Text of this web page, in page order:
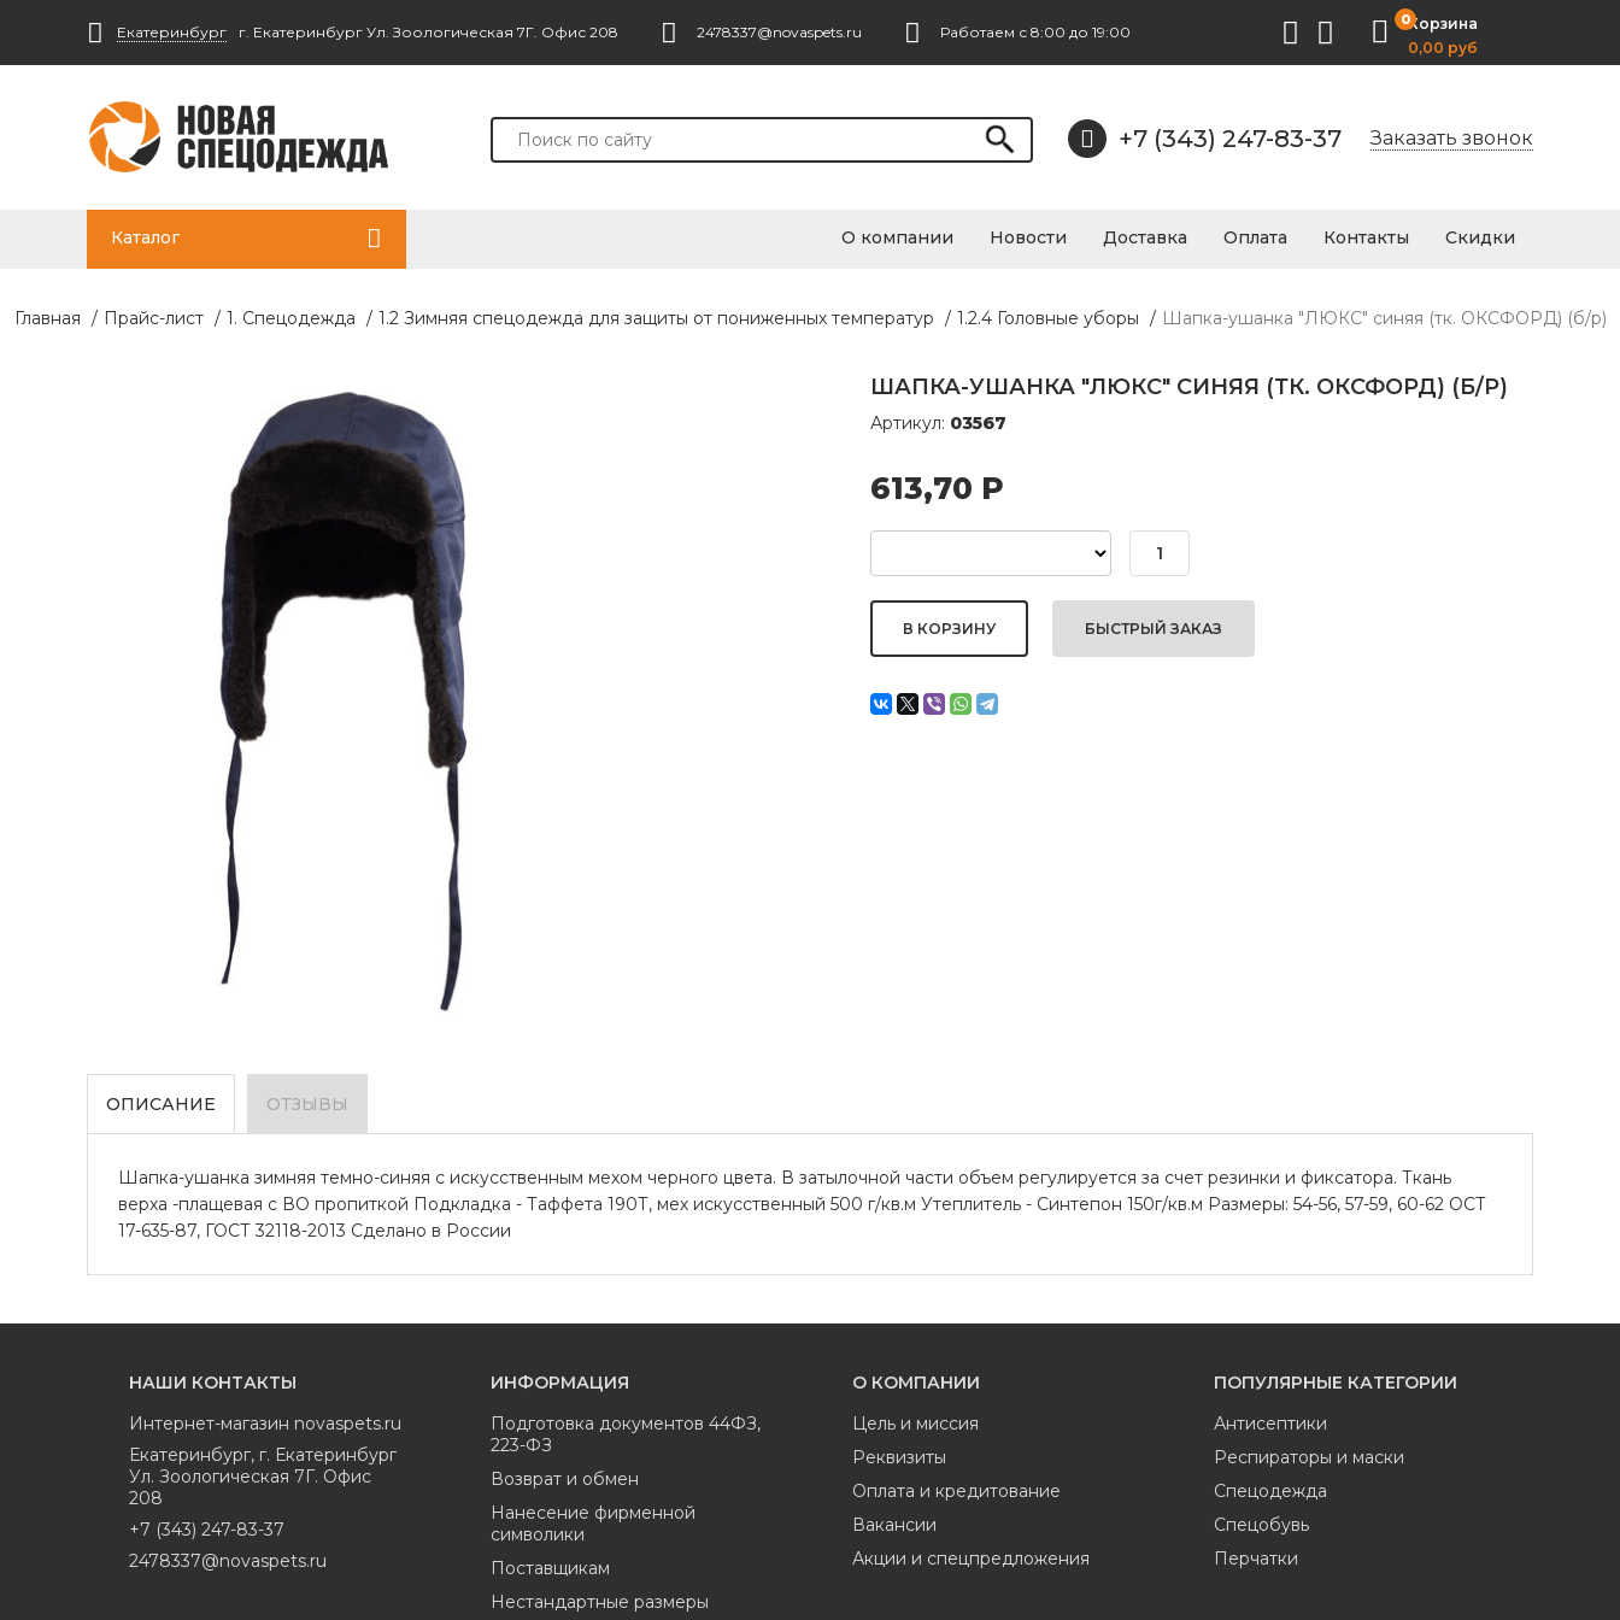
Екатеринбург г. Екатеринбург Ул. Зоологическая 7Г. Офис 208 2478337@novaspets.ru Работаем с 8:00 до 19:00
0Корзина
0,00 руб
+7 (343) 247-83-37 Заказать звонок
Каталог О компании Новости Доставка Оплата Контакты Скидки
Главная / Прайс-лист / 1. Спецодежда / 1.2 Зимняя спецодежда для защиты от пониженных температур / 1.2.4 Головные уборы / Шапка-ушанка "ЛЮКС" синяя (тк. ОКСФОРД) (б/р)
ШАПКА-УШАНКА "ЛЮКС" СИНЯЯ (ТК. ОКСФОРД) (Б/Р)
Артикул: 03567
613,70 Р
БЫСТРЫЙ ЗАКАЗ
ОПИСАНИЕ ОТЗЫВЫ
Шапка-ушанка зимняя темно-синяя с искусственным мехом черного цвета. В затылочной части объем регулируется за счет резинки и фиксатора. Ткань
верха -плащевая с ВО пропиткой Подкладка - Таффета 190Т, мех искусственный 500 г/кв.м Утеплитель - Синтепон 150г/кв.м Размеры: 54-56, 57-59, 60-62 ОСТ
17-635-87, ГОСТ 32118-2013 Сделано в России
НАШИ КОНТАКТЫ
Интернет-магазин novaspets.ru
Екатеринбург, г. Екатеринбург
Ул. Зоологическая 7Г. Офис
208
+7 (343) 247-83-37
2478337@novaspets.ru
ИНФОРМАЦИЯ
Подготовка документов 44ФЗ,
223-ФЗ
Возврат и обмен
Нанесение фирменной
символики
Поставщикам
Нестандартные размеры
О КОМПАНИИ
Цель и миссия
Реквизиты
Оплата и кредитование
Вакансии
Акции и спецпредложения
ПОПУЛЯРНЫЕ КАТЕГОРИИ
Антисептики
Респираторы и маски
Спецодежда
Спецобувь
Перчатки